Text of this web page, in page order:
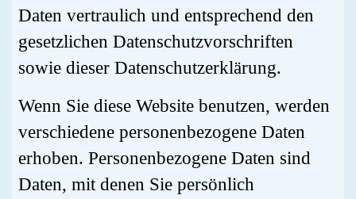
Daten vertraulich und entsprechend den
gesetzlichen Datenschutzvorschriften
sowie dieser Datenschutzerklärung.
Wenn Sie diese Website benutzen, werden
verschiedene personenbezogene Daten
erhoben. Personenbezogene Daten sind
Daten, mit denen Sie persönlich